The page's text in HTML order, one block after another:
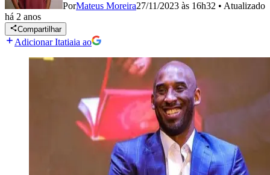
PorMateus Moreira27/11/2023 às 16h32 • Atualizado
há 2 anos
Compartilhar
Adicionar Itatiaia ao